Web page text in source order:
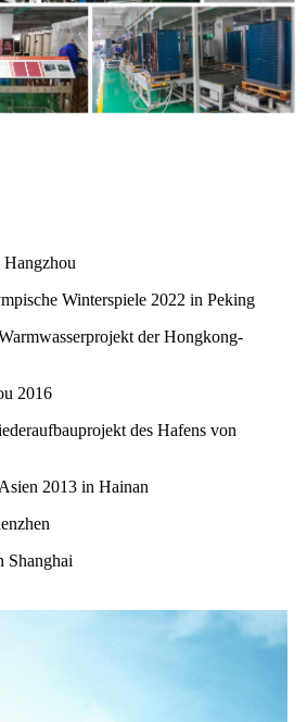
Hangzhou
Winterspiele 2022 in Peking
der Hongkong-
2016
des Hafens von
2013 in Hainan
Shanghai